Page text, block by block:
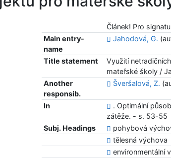
Článek! Pro
Main entry-
name
Jahodová, G.
Title statement
Využití
mateřské školy /
Another
responsib.
Šveršalová, Z.
In
. Optimální
zátěže. - s. 53-55
Subj. Headings
pohybová
tělesná výchova
environmentální